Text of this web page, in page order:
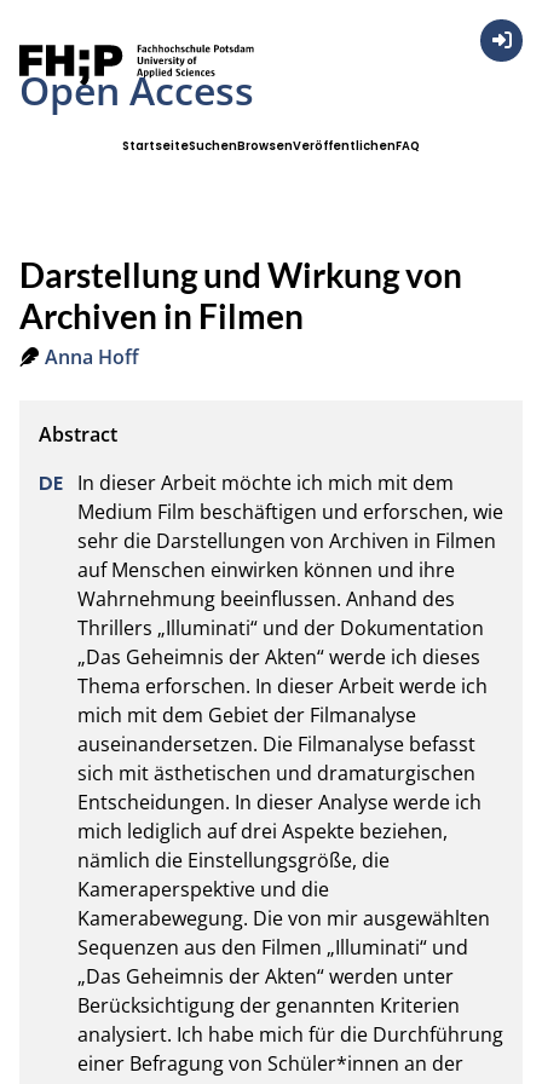
Open Access
StartseiteSuchenBrowsenVeröffentlichenFAQ
Darstellung und Wirkung von
Archiven in Filmen
Anna Hoff
In dieser Arbeit möchte ich mich mit dem
Medium Film beschäftigen und erforschen, wie
sehr die Darstellungen von Archiven in Filmen
auf Menschen einwirken können und ihre
Wahrnehmung beeinflussen. Anhand des
Thrillers „Illuminati“ und der Dokumentation
„Das Geheimnis der Akten“ werde ich dieses
Thema erforschen. In dieser Arbeit werde ich
mich mit dem Gebiet der Filmanalyse
auseinandersetzen. Die Filmanalyse befasst
sich mit ästhetischen und dramaturgischen
Entscheidungen. In dieser Analyse werde ich
mich lediglich auf drei Aspekte beziehen,
nämlich die Einstellungsgröße, die
Kameraperspektive und die
Kamerabewegung. Die von mir ausgewählten
Sequenzen aus den Filmen „Illuminati“ und
„Das Geheimnis der Akten“ werden unter
Berücksichtigung der genannten Kriterien
analysiert. Ich habe mich für die Durchführung
einer Befragung von Schüler*innen an der